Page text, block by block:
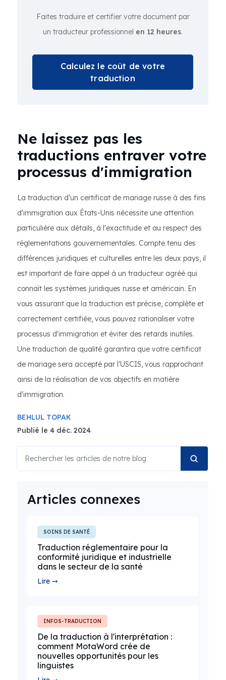
Faites traduire et certifier votre document par
un traducteur professionnel en 12 heures.
Calculez le coût de votre
traduction
Ne laissez pas les
traductions entraver votre
processus d'immigration
La traduction d'un certificat de mariage russe à des fins
d'immigration aux États-Unis nécessite une attention
particulière aux détails, à l'exactitude et au respect des
réglementations gouvernementales. Compte tenu des
différences juridiques et culturelles entre les deux pays, il
est important de faire appel à un traducteur agréé qui
connaît les systèmes juridiques russe et américain. En
vous assurant que la traduction est précise, complète et
correctement certifiée, vous pouvez rationaliser votre
processus d'immigration et éviter des retards inutiles.
Une traduction de qualité garantira que votre certificat
de mariage sera accepté par l'USCIS, vous rapprochant
ainsi de la réalisation de vos objectifs en matière
d'immigration.
BEHLUL TOPAK
Publié le 4 déc. 2024
Articles connexes
SOINS DE SANTÉ
Traduction réglementaire pour la
conformité juridique et industrielle
dans le secteur de la santé
Lire ➞
INFOS-TRADUCTION
De la traduction à l'interprétation :
comment MotaWord crée de
nouvelles opportunités pour les
linguistes